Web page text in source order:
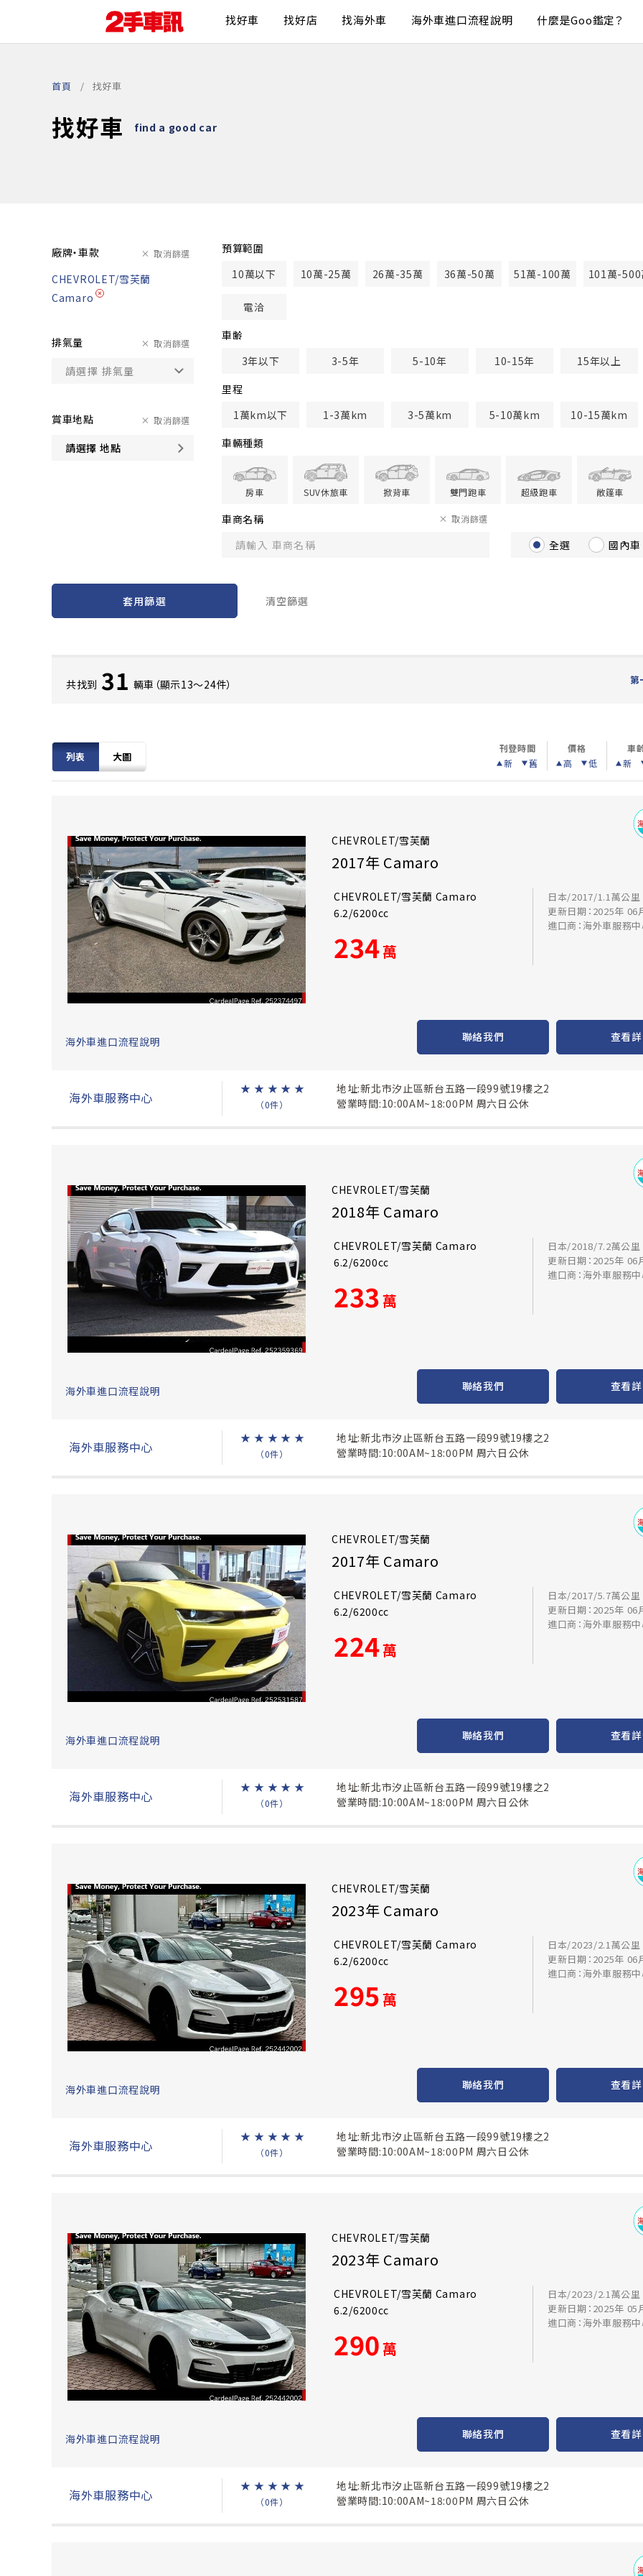
找好車 找好店 找海外車 海外車進口流程說明 什麼是Goo鑑定？
首頁 找好車
找好車 find a good car
廠牌・車款 取消篩選
CHEVROLET/雪芙蘭
Camaro
排氣量 取消篩選
賞車地點
請選擇 地點
取消篩選
預算範圍
10萬以下
10萬-25萬 26萬-35萬 36萬-50萬 51萬-100萬 101萬-500
電洽
車齢
3年以下
3-5年 5-10年 10-15年
15年以上
里程
1萬km以下
1-3萬km 3-5萬km 5-10萬km
10-15萬km
車輛種類
房車 SUV休旅車 掀背車 雙門跑車 超級跑車 敞篷車
車商名稱 取消篩選
全選 國內車
套用篩選 清空篩選
共找到 31 輛車（顯示13〜24件） 第
列表 大圖
刊登時間
新
舊
價格
高
低
車
新
CHEVROLET/雪芙蘭
2017年 Camaro
CHEVROLET/雪芙蘭 Camaro
6.2/6200cc
234萬
日本/2017/1.1萬公里
更新日期：2025年 06
進口商：海外車服務
海外車進口流程說明 聯絡我們 查看
海外車服務中心
★ ★ ★ ★ ★
（0件）
地址:新北市汐止區新台五路一段99號19樓之2
營業時間:10:00AM~18:00PM 周六日公休
CHEVROLET/雪芙蘭
2018年 Camaro
CHEVROLET/雪芙蘭 Camaro
6.2/6200cc
233萬
日本/2018/7.2萬公里
更新日期：2025年 06
進口商：海外車服務
海外車進口流程說明 聯絡我們 查看
海外車服務中心
★ ★ ★ ★ ★
（0件）
地址:新北市汐止區新台五路一段99號19樓之2
營業時間:10:00AM~18:00PM 周六日公休
CHEVROLET/雪芙蘭
2017年 Camaro
CHEVROLET/雪芙蘭 Camaro
6.2/6200cc
224萬
日本/2017/5.7萬公里
更新日期：2025年 06
進口商：海外車服務
海外車進口流程說明 聯絡我們 查看
海外車服務中心
★ ★ ★ ★ ★
（0件）
地址:新北市汐止區新台五路一段99號19樓之2
營業時間:10:00AM~18:00PM 周六日公休
CHEVROLET/雪芙蘭
2023年 Camaro
CHEVROLET/雪芙蘭 Camaro
6.2/6200cc
295萬
日本/2023/2.1萬公里
更新日期：2025年 06
進口商：海外車服務
海外車進口流程說明 聯絡我們 查看
海外車服務中心
★ ★ ★ ★ ★
（0件）
地址:新北市汐止區新台五路一段99號19樓之2
營業時間:10:00AM~18:00PM 周六日公休
CHEVROLET/雪芙蘭
2023年 Camaro
CHEVROLET/雪芙蘭 Camaro
6.2/6200cc
290萬
日本/2023/2.1萬公里
更新日期：2025年 05
進口商：海外車服務
海外車進口流程說明 聯絡我們 查看
海外車服務中心
★ ★ ★ ★ ★
（0件）
地址:新北市汐止區新台五路一段99號19樓之2
營業時間:10:00AM~18:00PM 周六日公休